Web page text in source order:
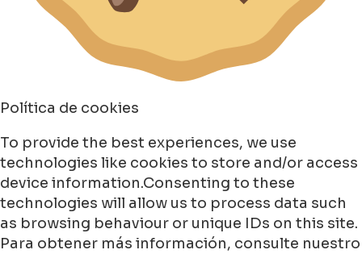
Política de cookies
To provide the best experiences, we use
technologies like cookies to store and/or access
device information.Consenting to these
technologies will allow us to process data such
as browsing behaviour or unique IDs on this site.
Para obtener más información, consulte nuestro